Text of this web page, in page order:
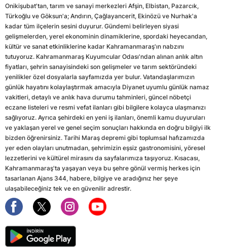
Onikişubat'tan, tarım ve sanayi merkezleri Afşin, Elbistan, Pazarcık,
Türkoğlu ve Göksun'a; Andırın, Çağlayancerit, Ekinözü ve Nurhak'a
kadar tüm ilçelerin sesini duyurur. Gündemi belirleyen siyasi
gelişmelerden, yerel ekonominin dinamiklerine, spordaki heyecandan,
kültür ve sanat etkinliklerine kadar Kahramanmaraş'ın nabzını
tutuyoruz. Kahramanmaraş Kuyumcular Odası'ndan alınan anlık altın
fiyatları, şehrin sanayisindeki son gelişmeler ve tarım sektöründeki
yenilikler özel dosyalarla sayfamızda yer bulur. Vatandaşlarımızın
günlük hayatını kolaylaştırmak amacıyla Diyanet uyumlu günlük namaz
vakitleri, detaylı ve anlık hava durumu tahminleri, güncel nöbetçi
eczane listeleri ve resmi vefat ilanları gibi bilgilere kolayca ulaşmanızı
sağlıyoruz. Ayrıca şehirdeki en yeni iş ilanları, önemli kamu duyuruları
ve yaklaşan yerel ve genel seçim sonuçları hakkında en doğru bilgiyi ilk
bizden öğrenirsiniz. Tarihi Maraş depremi gibi toplumsal hafızamızda
yer eden olayları unutmadan, şehrimizin eşsiz gastronomisini, yöresel
lezzetlerini ve kültürel mirasını da sayfalarımıza taşıyoruz. Kısacası,
Kahramanmaraş'ta yaşayan veya bu şehre gönül vermiş herkes için
tasarlanan Ajans 344, habere, bilgiye ve aradığınız her şeye
ulaşabileceğiniz tek ve en güvenilir adrestir.